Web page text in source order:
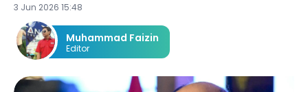
3 Jun 2026 15:48
Muhammad Faizin
Editor